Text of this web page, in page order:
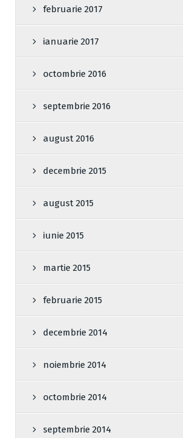
februarie 2017
ianuarie 2017
octombrie 2016
septembrie 2016
august 2016
decembrie 2015
august 2015
iunie 2015
martie 2015
februarie 2015
decembrie 2014
noiembrie 2014
octombrie 2014
septembrie 2014